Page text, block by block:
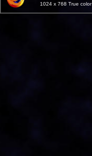
1024 x 768 True color